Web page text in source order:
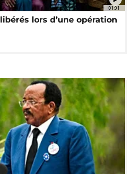
01:01
lors d’une opération